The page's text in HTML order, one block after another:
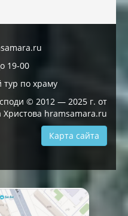
19-00
по храму
© 2012 — 2025 г. от
Христова hramsamara.ru
Карта сайта